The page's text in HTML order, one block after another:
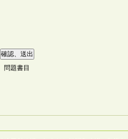
問題書目